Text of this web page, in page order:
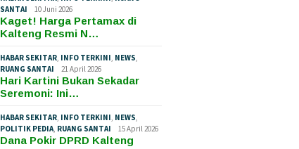
SANTAI
10 Juni 2026
Kaget! Harga Pertamax di
Kalteng Resmi N…
HABAR SEKITAR INFO TERKINI NEWS
RUANG SANTAI
21 April 2026
Hari Kartini Bukan Sekadar
Seremoni: Ini…
HABAR SEKITAR INFO TERKINI NEWS
POLITIK PEDIA RUANG SANTAI 15 April 2026
Dana Pokir DPRD Kalteng